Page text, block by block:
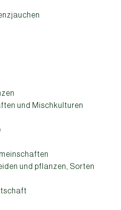
und Mischkulturen
und pflanzen, Sorten